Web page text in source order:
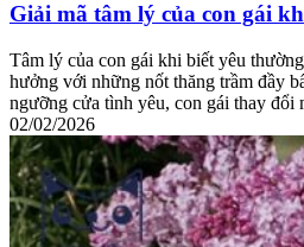
Giải mã tâm lý của con gái
Tâm lý của con gái khi biết yêu
hưởng với những nốt thăng trầm đầy
ngưỡng cửa tình yêu, con gái thay
02/02/2026